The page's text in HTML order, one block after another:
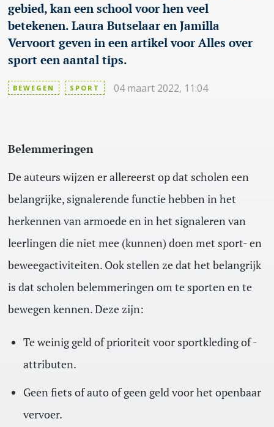
BEWEGEN SPORT 04 maart 2022, 11:04
gebied, kan een school voor hen veel
betekenen. Laura Butselaar en Jamilla
Vervoort geven in een artikel voor Alles over
sport een aantal tips.
Belemmeringen
De auteurs wijzen er allereerst op dat scholen een
belangrijke, signalerende functie hebben in het
herkennen van armoede en in het signaleren van
leerlingen die niet mee (kunnen) doen met sport- en
beweegactiviteiten. Ook stellen ze dat het belangrijk
is dat scholen belemmeringen om te sporten en te
bewegen kennen. Deze zijn:
Te weinig geld of prioriteit voor sportkleding of -
attributen.
Geen fiets of auto of geen geld voor het openbaar
vervoer.